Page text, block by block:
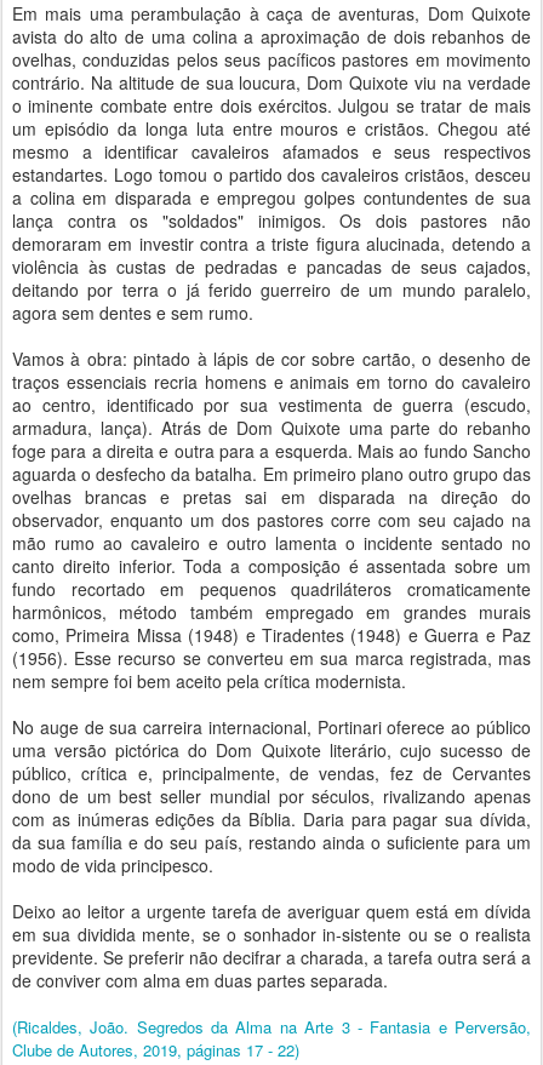
Em mais uma perambulação à caça de aventuras, Dom Quixote
avista do alto de uma colina a aproximação de dois rebanhos de
ovelhas, conduzidas pelos seus pacíficos pastores em movimento
contrário. Na altitude de sua loucura, Dom Quixote viu na verdade
o iminente combate entre dois exércitos. Julgou se tratar de mais
um episódio da longa luta entre mouros e cristãos. Chegou até
mesmo a identificar cavaleiros afamados e seus respectivos
estandartes. Logo tomou o partido dos cavaleiros cristãos, desceu
a colina em disparada e empregou golpes contundentes de sua
lança contra os "soldados" inimigos. Os dois pastores não
demoraram em investir contra a triste figura alucinada, detendo a
violência às custas de pedradas e pancadas de seus cajados,
deitando por terra o já ferido guerreiro de um mundo paralelo,
agora sem dentes e sem rumo.
Vamos à obra: pintado à lápis de cor sobre cartão, o desenho de
traços essenciais recria homens e animais em torno do cavaleiro
ao centro, identificado por sua vestimenta de guerra (escudo,
armadura, lança). Atrás de Dom Quixote uma parte do rebanho
foge para a direita e outra para a esquerda. Mais ao fundo Sancho
aguarda o desfecho da batalha. Em primeiro plano outro grupo das
ovelhas brancas e pretas sai em disparada na direção do
observador, enquanto um dos pastores corre com seu cajado na
mão rumo ao cavaleiro e outro lamenta o incidente sentado no
canto direito inferior. Toda a composição é assentada sobre um
fundo recortado em pequenos quadriláteros cromaticamente
harmônicos, método também empregado em grandes murais
como, Primeira Missa (1948) e Tiradentes (1948) e Guerra e Paz
(1956). Esse recurso se converteu em sua marca registrada, mas
nem sempre foi bem aceito pela crítica modernista.
No auge de sua carreira internacional, Portinari oferece ao público
uma versão pictórica do Dom Quixote literário, cujo sucesso de
público, crítica e, principalmente, de vendas, fez de Cervantes
dono de um best seller mundial por séculos, rivalizando apenas
com as inúmeras edições da Bíblia. Daria para pagar sua dívida,
da sua família e do seu país, restando ainda o suficiente para um
modo de vida principesco.
Deixo ao leitor a urgente tarefa de averiguar quem está em dívida
em sua dividida mente, se o sonhador in-sistente ou se o realista
previdente. Se preferir não decifrar a charada, a tarefa outra será a
de conviver com alma em duas partes separada.
(Ricaldes, João. Segredos da Alma na Arte 3 - Fantasia e Perversão,
Clube de Autores, 2019, páginas 17 - 22)